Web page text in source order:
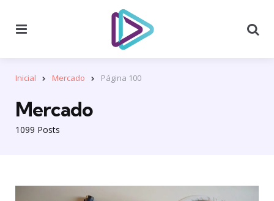
Inicial Mercado Página 100
1099 Posts
Mercado